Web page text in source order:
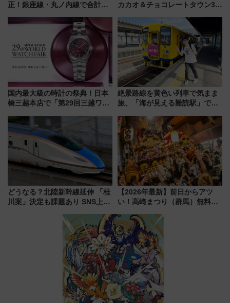
正！銀座線・丸ノ内線で合計
待
カカオ＆チョコレートタウン3周
詰め放題を開催、ロイズタウン
駅からのアクセスも
国内最大級の時計の祭典！日本
橋三越本店で「第29回三越ワー
【2026年8月5日～25日】
絶景路線を黄色い列車で気まま
旅、「海が見える難読駅」で幸
「新・鉄道ひとり旅」279回目
の舞台は「島原鉄道」
どうなる？北陸新幹線延伸 「桂
川案」決定も課題あり SNS上の
【2026年最新】前日からアツ
い！高崎まつり（群馬）無料観
しまで